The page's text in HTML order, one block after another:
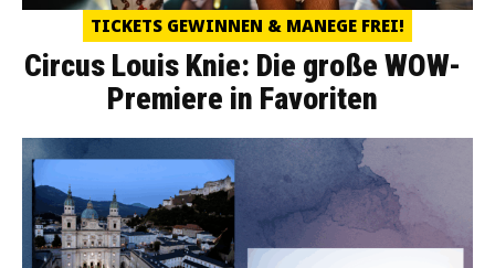
TICKETS GEWINNEN & MANEGE FREI!
Circus Louis Knie: Die große WOW-
Premiere in Favoriten